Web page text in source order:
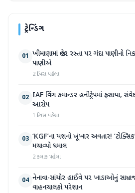
ટ્રેન્ડિંગ
01 ખીમાણામાં જાહેર રસ્તા પર ગંદા પાણીનો
પાણીએ
2 દિવસ પહેલા
02 IAF વિંગ કમાન્ડર હનીટ્રેપમાં ફસાયા,
આરોપ
1 દિવસ પહેલા
03 ‘KGF’ના યશનો ખૂંખાર અવતાર!
મચાવ્યો ધમાલ
2 કલાક પહેલા
04 નેનાવા-સાંચોર હાઈવે પર ખાડાઓનું
વાહનચાલકો પરેશાન